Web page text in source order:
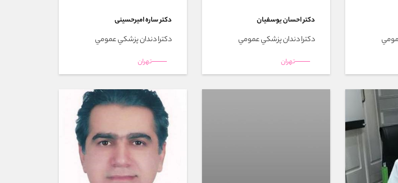
دکتر احسان یوسفیان
دکترا دندان پزشکي عمومي
تهران
دکتر ساره امیرحسینی
دکترا دندان پزشکي عمومي
تهران